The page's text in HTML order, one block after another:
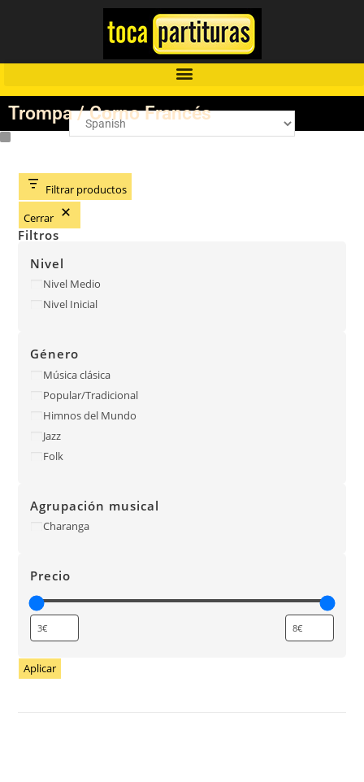
Trompa / Corno Francés
Filtrar productos
Cerrar
Filtros
Nivel
Nivel Medio
Nivel Inicial
Género
Música clásica
Popular/Tradicional
Himnos del Mundo
Jazz
Folk
Agrupación musical
Charanga
Precio
Aplicar